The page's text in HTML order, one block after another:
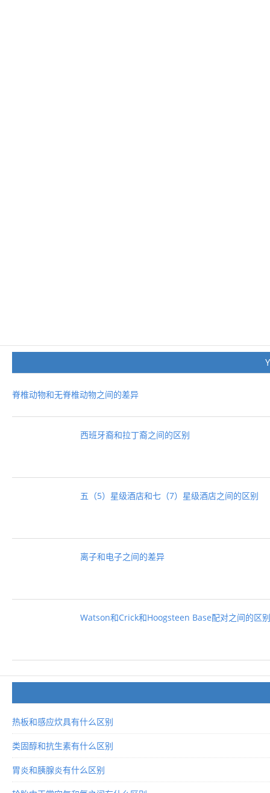
脊椎动物和无脊椎动物之间的差异
西班牙裔和拉丁裔之间的区别
五（5）星级酒店和七（7）星级酒店之间的区别
离子和电子之间的差异
Watson和Crick和Hoogsteen Base配对之间的区别
热板和感应炊具有什么区别
类固醇和抗生素有什么区别
胃炎和胰腺炎有什么区别